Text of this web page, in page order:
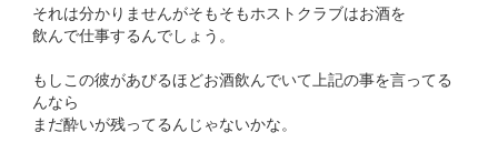
それは分かりませんがそもそもホストクラブはお酒を
飲んで仕事するんでしょう。
もしこの彼があびるほどお酒飲んでいて上記の事を言ってる
んなら
まだ酔いが残ってるんじゃないかな。